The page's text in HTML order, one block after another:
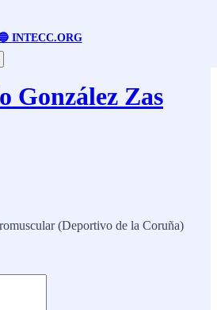
INTECC.ORG
González Zas
(Deportivo de la Coruña)